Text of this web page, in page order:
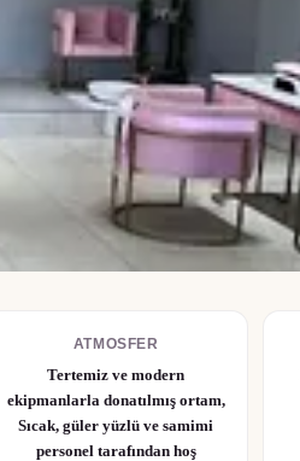
ATMOSFER
Tertemiz ve modern
ekipmanlarla donatılmış ortam,
Sıcak, güler yüzlü ve samimi
personel tarafından hoş